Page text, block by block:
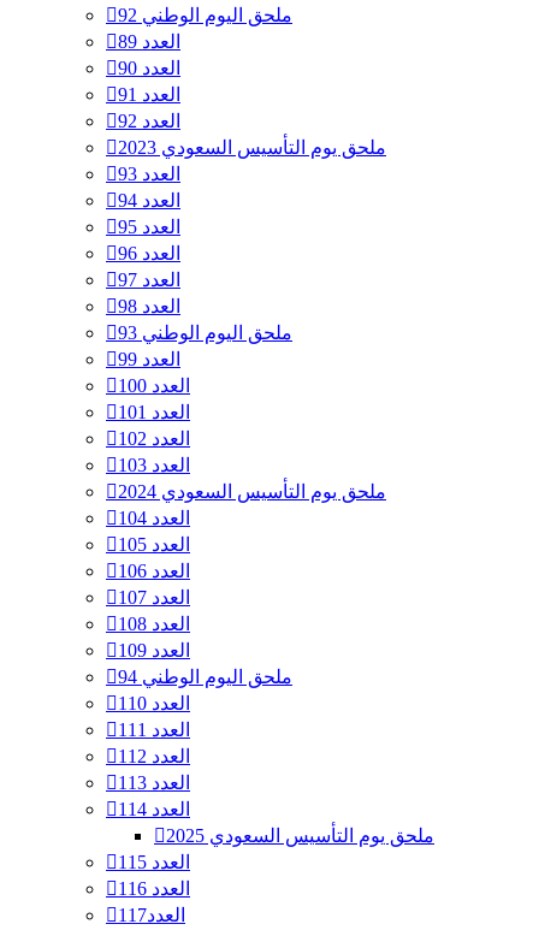
ملحق اليوم الوطني 92
العدد 89
العدد 90
العدد 91
العدد 92
ملحق يوم التأسيس السعودي 2023
العدد 93
العدد 94
العدد 95
العدد 96
العدد 97
العدد 98
ملحق اليوم الوطني 93
العدد 99
العدد 100
العدد 101
العدد 102
العدد 103
ملحق يوم التأسيس السعودي 2024
العدد 104
العدد 105
العدد 106
العدد 107
العدد 108
العدد 109
ملحق اليوم الوطني 94
العدد 110
العدد 111
العدد 112
العدد 113
العدد 114
ملحق يوم التأسيس السعودي 2025
العدد 115
العدد 116
العدد117